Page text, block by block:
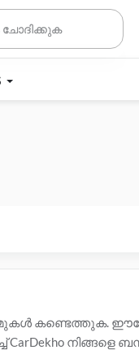
കണ്ടെത്തുക.
നിങ്ങളെ